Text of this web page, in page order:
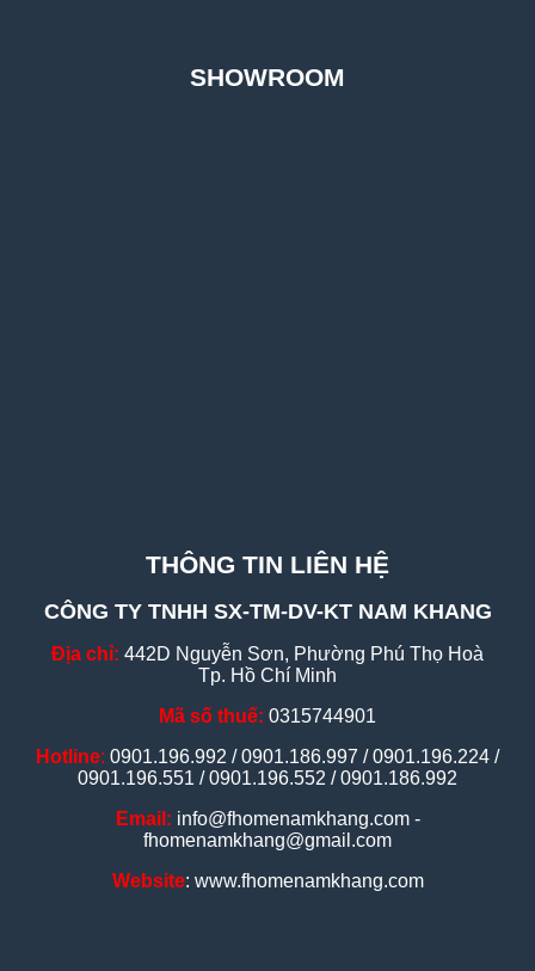
SHOWROOM
THÔNG TIN LIÊN HỆ
CÔNG TY TNHH SX-TM-DV-KT NAM KHANG
Địa chỉ: 442D Nguyễn Sơn, Phường Phú Thọ Hoà
Tp. Hồ Chí Minh
Mã số thuế: 0315744901
Hotline: 0901.196.992 / 0901.186.997 / 0901.196.224 /
0901.196.551 / 0901.196.552 / 0901.186.992
Email: info@fhomenamkhang.com -
fhomenamkhang@gmail.com
Website: www.fhomenamkhang.com